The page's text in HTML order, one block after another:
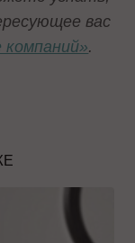
вас
.